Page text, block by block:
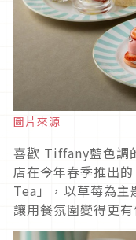
圖片來源
喜歡 Tiffany藍色調
店在今年春季推出
Tea」，以草莓為
讓用餐氛圍變得更有